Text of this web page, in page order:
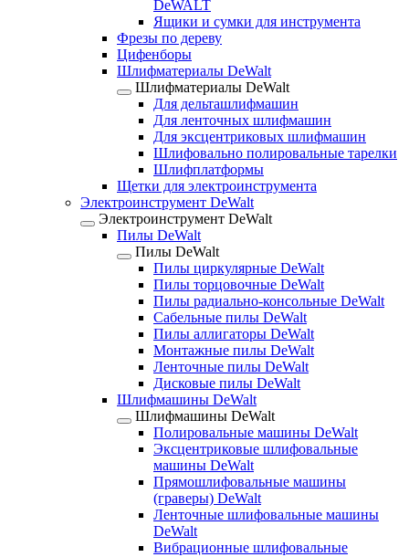
DeWALT
Ящики и сумки для инструмента
Фрезы по дереву
Цифенборы
Шлифматериалы DeWalt
Шлифматериалы DeWalt
Для дельташлифмашин
Для ленточных шлифмашин
Для эксцентриковых шлифмашин
Шлифовально полировальные тарелки
Шлифплатформы
Щетки для электроинструмента
Электроинструмент DeWalt
Электроинструмент DeWalt
Пилы DeWalt
Пилы DeWalt
Пилы циркулярные DeWalt
Пилы торцовочные DeWalt
Пилы радиально-консольные DeWalt
Сабельные пилы DeWalt
Пилы аллигаторы DeWalt
Монтажные пилы DeWalt
Ленточные пилы DeWalt
Дисковые пилы DeWalt
Шлифмашины DeWalt
Шлифмашины DeWalt
Полировальные машины DeWalt
Эксцентриковые шлифовальные
машины DeWalt
Прямошлифовальные машины
(граверы) DeWalt
Ленточные шлифовальные машины
DeWalt
Вибрационные шлифовальные